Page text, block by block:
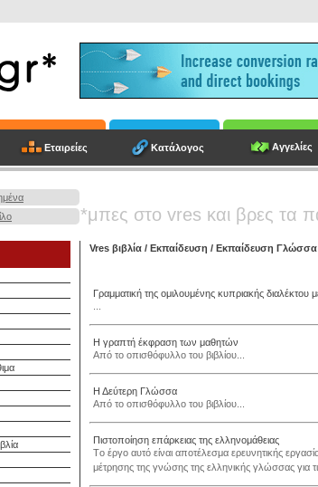
Εταιρείες Κατάλογος Αγγελίες
*μπες στο vres και βρες τα
Vres βιβλία / Εκπαίδευση / Εκπαίδευση Γλώσσα
Γραμματική της ομιλουμένης κυπριακής διαλέκτου
Η γραπτή έκφραση των μαθητών
Από το οπισθόφυλλο του βιβλίου...
Η Δεύτερη Γλώσσα
Από το οπισθόφυλλο του βιβλίου...
Πιστοποίηση επάρκειας της ελληνομάθειας
Tο έργο αυτό είναι αποτέλεσμα ερευνητικής
μέτρησης της γνώσης της ελληνικής γλώσσας για